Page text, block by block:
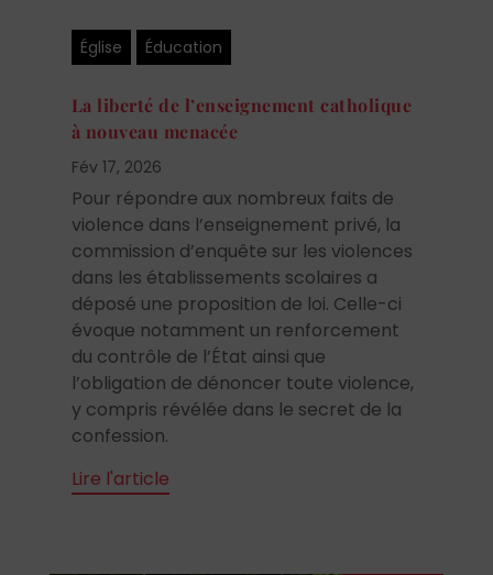
Église Éducation
La liberté de l’enseignement catholique
à nouveau menacée
Fév 17, 2026
Pour répondre aux nombreux faits de
violence dans l’enseignement privé, la
commission d’enquête sur les violences
dans les établissements scolaires a
déposé une proposition de loi. Celle-ci
évoque notamment un renforcement
du contrôle de l’État ainsi que
l’obligation de dénoncer toute violence,
y compris révélée dans le secret de la
confession.
Lire l'article